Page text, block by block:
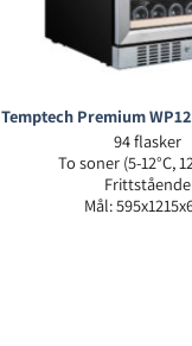
Temptech Premium
94 flasker
To soner (5-12°C,
Frittstående
Mål: